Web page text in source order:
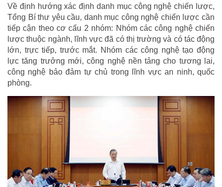
Về định hướng xác định danh mục công nghệ chiến lược,
Tổng Bí thư yêu cầu, danh mục công nghệ chiến lược cần
tiếp cận theo cơ cấu 2 nhóm: Nhóm các công nghệ chiến
lược thuộc ngành, lĩnh vực đã có thị trường và có tác động
lớn, trực tiếp, trước mắt. Nhóm các công nghệ tạo động
lực tăng trưởng mới, công nghệ nền tảng cho tương lai,
công nghệ bảo đảm tự chủ trong lĩnh vực an ninh, quốc
phòng.